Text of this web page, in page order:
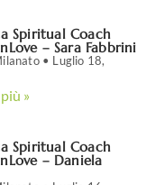
Spiritual Coach
– Sara Fabbrini
Luglio 18,
»
Spiritual Coach
– Daniela